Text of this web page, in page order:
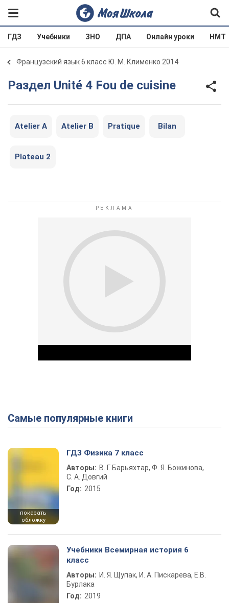
ГДЗ Учебники ЗНО ДПА Онлайн уроки НМТ
Французский язык 6 класс Ю. М. Клименко 2014
Раздел Unité 4 Fou de cuisine
Atelier A Atelier B Pratique Bilan
Plateau 2
Play Video
Самые популярные книги
показать
обложку
ГДЗ Физика 7 класс
Авторы: В. Г. Барьяхтар, Ф. Я. Божинова,
С. А. Довгий
Год: 2015
Учебники Всемирная история 6
класс
Авторы: И. Я. Щупак, И. А. Пискарева, Е.В.
Бурлака
Год: 2019